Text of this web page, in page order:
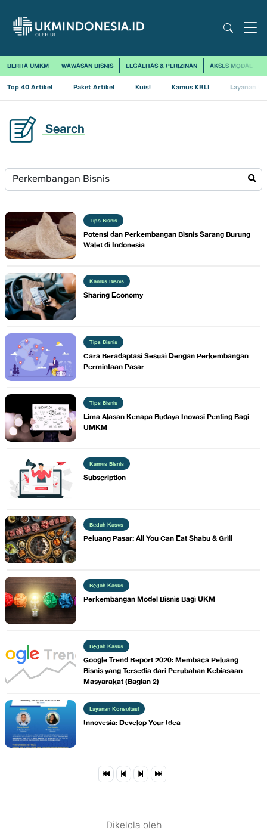
BERITA UMKM WAWASAN BISNIS LEGALITAS & PERIZINAN AKSES MODAL
Top 40 Artikel Paket Artikel Kuis! Kamus KBLI Layanan
Search
Tips Bisnis
Potensi dan Perkembangan Bisnis Sarang Burung
Walet di Indonesia
Kamus Bisnis
Sharing Economy
Tips Bisnis
​Cara Beradaptasi Sesuai Dengan Perkembangan
Permintaan Pasar
Tips Bisnis
​Lima Alasan Kenapa Budaya Inovasi Penting Bagi
UMKM
Kamus Bisnis
​Subscription
Bedah Kasus
Peluang Pasar: All You Can Eat Shabu & Grill
Bedah Kasus
​Perkembangan Model Bisnis Bagi UKM
Bedah Kasus
​Google Trend Report 2020: Membaca Peluang
Bisnis yang Tersedia dari Perubahan Kebiasaan
Masyarakat (Bagian 2)
Layanan Konsultasi
Innovesia: Develop Your Idea
Dikelola oleh